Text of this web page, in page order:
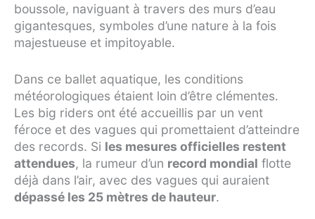
boussole, naviguant à travers des murs d’eau
gigantesques, symboles d’une nature à la fois
majestueuse et impitoyable.
Dans ce ballet aquatique, les conditions
météorologiques étaient loin d’être clémentes.
Les big riders ont été accueillis par un vent
féroce et des vagues qui promettaient d’atteindre
des records. Si les mesures officielles restent
attendues, la rumeur d’un record mondial flotte
déjà dans l’air, avec des vagues qui auraient
dépassé les 25 mètres de hauteur.